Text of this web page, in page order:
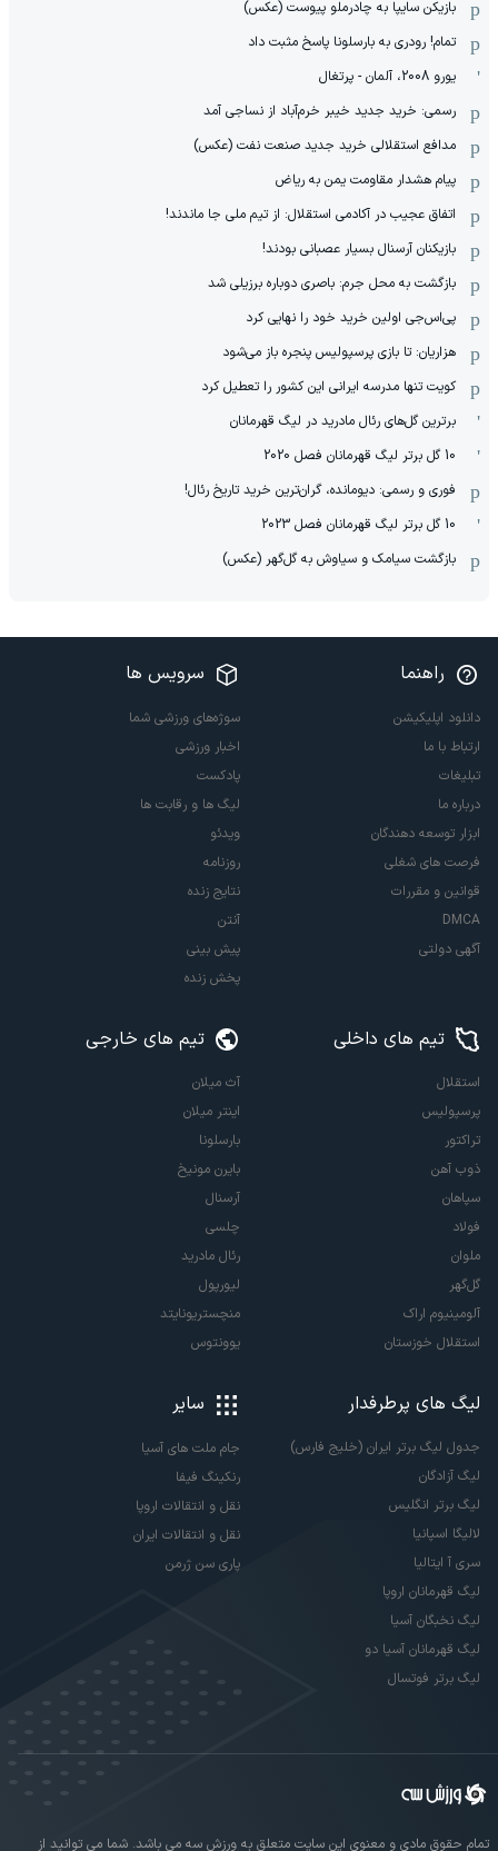
بازیکن سایپا به چادرملو پیوست (عکس)
تمام! رودری به بارسلونا پاسخ مثبت داد
یورو 2008، آلمان - پرتغال
رسمی: خرید جدید خیبر خرم‌آباد از نساجی آمد
مدافع استقلالی خرید جدید صنعت نفت (عکس)
پیام هشدار مقاومت یمن به ریاض
اتفاق عجیب در آکادمی استقلال: از تیم ملی جا ماندند!
بازیکنان آرسنال بسیار عصبانی بودند!
بازگشت به محل جرم: باصری دوباره برزیلی شد
پی‌اس‌جی اولین خرید خود را نهایی کرد
هزاریان: تا بازی پرسپولیس پنجره باز می‌شود
کویت تنها مدرسه ایرانی این کشور را تعطیل کرد
برترین گل‌های رئال مادرید در لیگ قهرمانان
10 گل برتر لیگ قهرمانان فصل 2020
فوری و رسمی: دیومانده، گران‌ترین خرید تاریخ رئال!
10 گل برتر لیگ قهرمانان فصل 2023
بازگشت سیامک و سیاوش به گل‌گهر (عکس)
راهنما
دانلود اپلیکیشن
ارتباط با ما
تبلیغات
درباره ما
ابزار توسعه دهندگان
فرصت های شغلی
قوانین و مقررات
DMCA
آگهی دولتی
سرویس ها
سوژه‌های ورزشی شما
اخبار ورزشی
پادکست
لیگ ها و رقابت ها
ویدئو
روزنامه
نتایج زنده
آنتن
پیش بینی
پخش زنده
تیم های داخلی
استقلال
پرسپولیس
تراکتور
ذوب آهن
سپاهان
فولاد
ملوان
گل‌گهر
آلومینیوم اراک
استقلال خوزستان
تیم های خارجی
آث میلان
اینتر میلان
بارسلونا
بایرن مونیخ
آرسنال
چلسی
رئال مادرید
لیورپول
منچستریونایتد
یوونتوس
لیگ های پرطرفدار
جدول لیگ برتر ایران (خلیج فارس)
لیگ آزادگان
لیگ برتر انگلیس
لالیگا اسپانیا
سری آ ایتالیا
لیگ قهرمانان اروپا
لیگ نخبگان آسیا
لیگ قهرمانان آسیا دو
لیگ برتر فوتسال
سایر
جام ملت های آسیا
رنکینگ فیفا
نقل و انتقالات اروپا
نقل و انتقالات ایران
پاری سن ژرمن
تمام حقوق مادی و معنوی این سایت متعلق به ورزش سه می باشد. شما می توانید از